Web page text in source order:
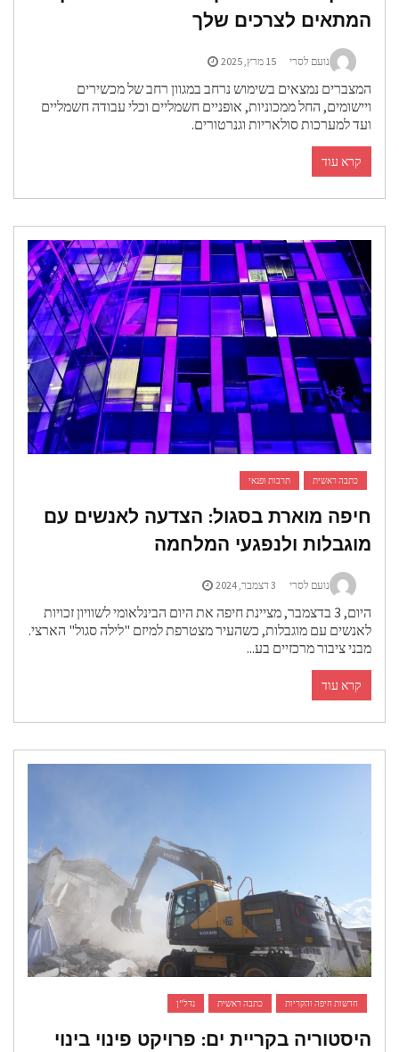
לצרכים שלך
נועם לסרי 15 מרץ, 2025
נמצאים בשימוש נרחב במגוון רחב של מכשירים
החל ממכוניות, אופניים חשמליים וכלי עבודה חשמליים
למערכות סולאריות וגנרטורים.
קרא עוד
כתבה ראשית תרבות ופנאי
מוארת בסגול: הצדעה לאנשים עם
ולנפגעי המלחמה
נועם לסרי 3 דצמבר, 2024
היום, 3 בדצמבר, מציינת חיפה את היום הבינלאומי לשוויון זכויות
עם מוגבלות, כשהעיר מצטרפת למיזם "לילה סגול" הארצי.
ציבור מרכזיים בע...
קרא עוד
חדשות חיפה והקריות כתבה ראשית נדל"ן
בקריית ים: פרויקט פינוי בינוי